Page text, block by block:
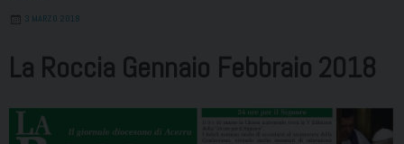
3 MARZO 2018
La Roccia Gennaio Febbraio 2018